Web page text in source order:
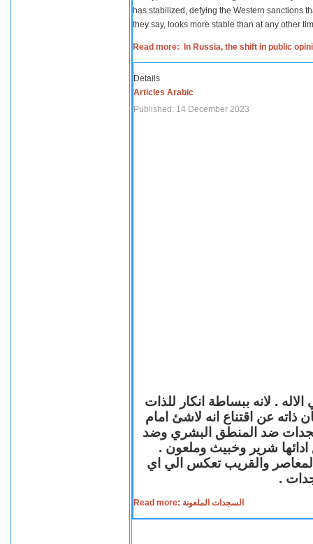
has stabilized, defying the Western sanctions
they say, looks more stable than at any other
Read more: In Russia, the shift in public
Details
Articles Arabic
Published: 14 December 2023
. لانه ببساطة انكار للذات
ذاته عن اقتناع انه لاشئ امام
ضد المنطق البشري وضد
ادائها شرير وخبيث وملعون .
المعاصر والقريب تعكس الي اي
.
Read more: السجدات الملعونة